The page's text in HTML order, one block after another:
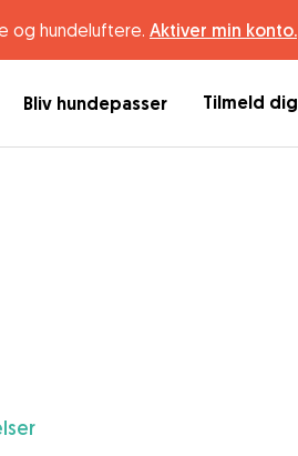
og hundeluftere. Aktiver min konto.
Bliv hundepasser Tilmeld dig